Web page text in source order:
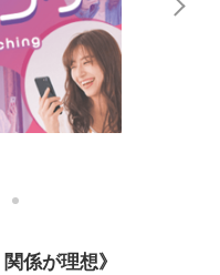
4
係が理想》